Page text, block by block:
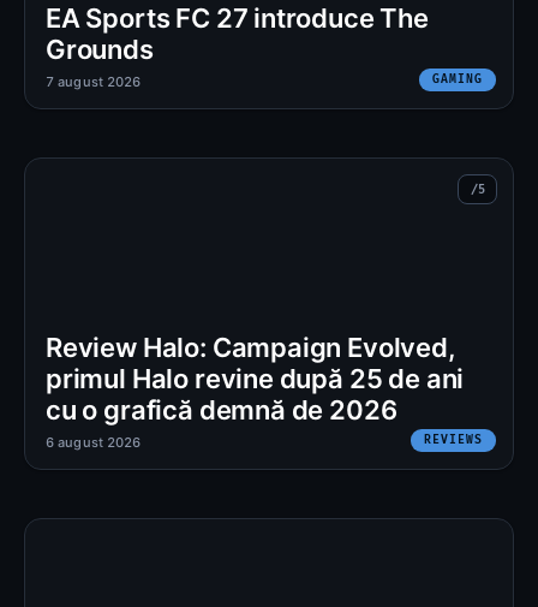
EA Sports FC 27 introduce The
Grounds
GAMING
7 august 2026
Review Halo: Campaign Evolved,
primul Halo revine după 25 de ani
cu o grafică demnă de 2026
REVIEWS
6 august 2026